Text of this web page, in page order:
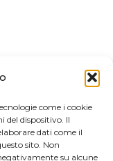
come i cookie
del dispositivo. Il
dati come il
sito. Non
su alcune
(RG) – P. IVA: IT